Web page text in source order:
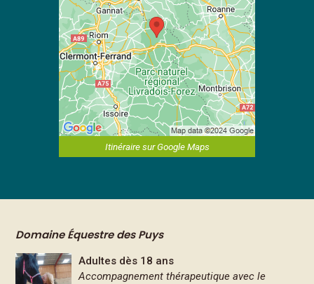
Itinéraire sur Google Maps
Domaine Équestre des Puys
Adultes dès 18 ans
Accompagnement thérapeutique avec le